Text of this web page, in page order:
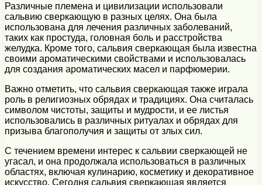
Различные племена и цивилизации использовали
сальвию сверкающую в разных целях. Она была
использована для лечения различных заболеваний,
таких как простуда, головная боль и расстройства
желудка. Кроме того, сальвия сверкающая была известна
своими ароматическими свойствами и использовалась
для создания ароматических масел и парфюмерии.
Важно отметить, что сальвия сверкающая также играла
роль в религиозных обрядах и традициях. Она считалась
символом чистоты, защиты и мудрости, и ее листья
использовались в различных ритуалах и обрядах для
призыва благополучия и защиты от злых сил.
С течением времени интерес к сальвии сверкающей не
угасал, и она продолжала использоваться в различных
областях, включая кулинарию, косметику и декоративное
искусство. Сегодня сальвия сверкающая является